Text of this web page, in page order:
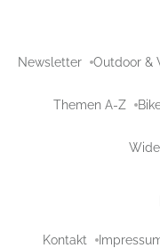
Newsletter Outdoor &
Themen A-Z
Kontakt